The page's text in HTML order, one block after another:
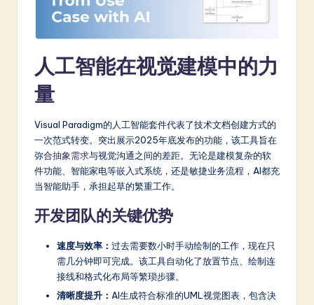
A
&
ft
w
人工智能在视觉建模中的力
量
Visual Paradigm的人工智能套件代表了技术文档创建方式的
一次范式转变。突出展示2025年底发布的功能，该工具旨在
弥合抽象需求与视觉沟通之间的差距。无论是建模复杂的软
件功能、智能家电等嵌入式系统，还是敏捷业务流程，AI都充
当智能助手，承担起草的繁重工作。
开发团队的关键优势
速度与效率： 过去需要数小时手动绘制的工作，现在只
需几分钟即可完成。该工具自动化了放置节点、绘制连
接线和格式化布局等繁琐步骤。
清晰度提升： AI生成符合标准的UML视觉图表，包含决